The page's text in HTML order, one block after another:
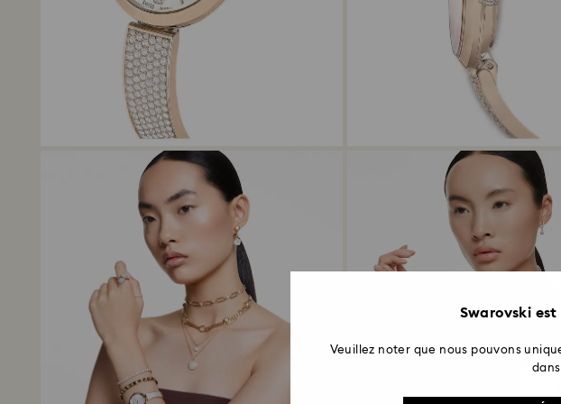
Swarovski
Veuillez noter que nous pouvons